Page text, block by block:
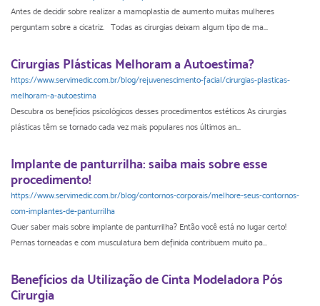
Antes de decidir sobre realizar a mamoplastia de aumento muitas mulheres
perguntam sobre a cicatriz. Todas as cirurgias deixam algum tipo de ma...
Cirurgias Plásticas Melhoram a Autoestima?
https://www.servimedic.com.br/blog/rejuvenescimento-facial/cirurgias-plasticas-
melhoram-a-autoestima
Descubra os benefícios psicológicos desses procedimentos estéticos As cirurgias
plásticas têm se tornado cada vez mais populares nos últimos an...
Implante de panturrilha: saiba mais sobre esse
procedimento!
https://www.servimedic.com.br/blog/contornos-corporais/melhore-seus-contornos-
com-implantes-de-panturrilha
Quer saber mais sobre implante de panturrilha? Então você está no lugar certo!
Pernas torneadas e com musculatura bem definida contribuem muito pa...
Benefícios da Utilização de Cinta Modeladora Pós
Cirurgia